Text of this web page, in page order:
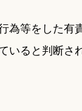
為等をした有
いると判断さ